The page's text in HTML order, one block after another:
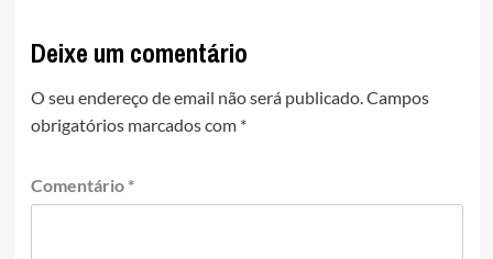
Deixe um comentário
O seu endereço de email não será publicado.Campos
obrigatórios marcados com *
Comentário *